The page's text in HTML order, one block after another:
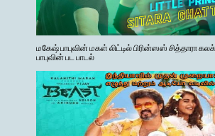
மகேஷ் பாபுவின் மகள் லிட்டில் பிரின்ஸஸ் சித்தாரா
பாபுவின் பட பாடல்